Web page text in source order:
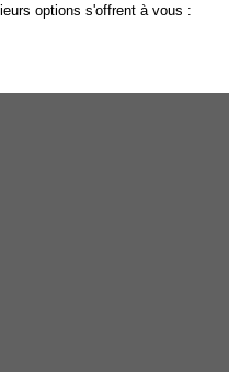
options s'offrent à vous :